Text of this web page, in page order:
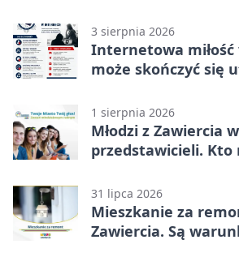
3 sierpnia 2026
Internetowa miłość
może skończyć się
1 sierpnia 2026
Młodzi z Zawiercia
przedstawicieli. Kto
31 lipca 2026
Mieszkanie za
Zawiercia. Są